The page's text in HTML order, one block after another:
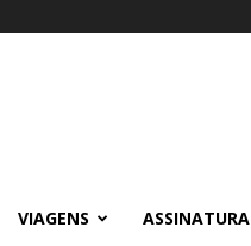
VIAGENS ASSINATURA